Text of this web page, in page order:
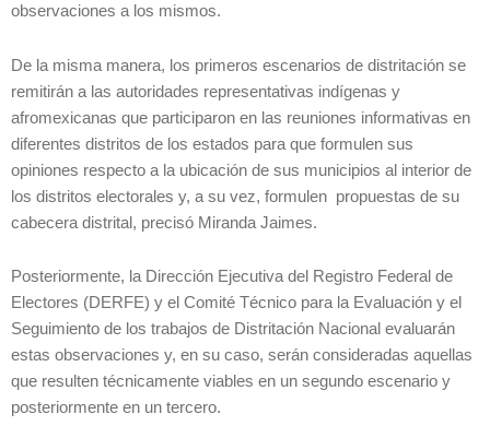
observaciones a los mismos.
De la misma manera, los primeros escenarios de distritación se
remitirán a las autoridades representativas indígenas y
afromexicanas que participaron en las reuniones informativas en
diferentes distritos de los estados para que formulen sus
opiniones respecto a la ubicación de sus municipios al interior de
los distritos electorales y, a su vez, formulen propuestas de su
cabecera distrital, precisó Miranda Jaimes.
Posteriormente, la Dirección Ejecutiva del Registro Federal de
Electores (DERFE) y el Comité Técnico para la Evaluación y el
Seguimiento de los trabajos de Distritación Nacional evaluarán
estas observaciones y, en su caso, serán consideradas aquellas
que resulten técnicamente viables en un segundo escenario y
posteriormente en un tercero.